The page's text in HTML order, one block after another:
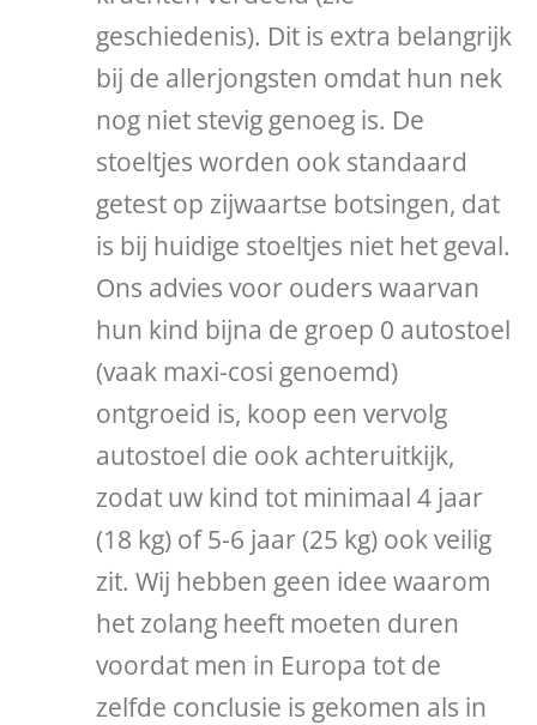
geschiedenis). Dit is extra belangrijk
bij de allerjongsten omdat hun nek
nog niet stevig genoeg is. De
stoeltjes worden ook standaard
getest op zijwaartse botsingen, dat
is bij huidige stoeltjes niet het geval.
Ons advies voor ouders waarvan
hun kind bijna de groep 0 autostoel
(vaak maxi-cosi genoemd)
ontgroeid is, koop een vervolg
autostoel die ook achteruitkijk,
zodat uw kind tot minimaal 4 jaar
(18 kg) of 5-6 jaar (25 kg) ook veilig
zit. Wij hebben geen idee waarom
het zolang heeft moeten duren
voordat men in Europa tot de
zelfde conclusie is gekomen als in